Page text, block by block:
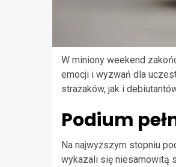
W miniony weekend
emocji i wyzwań dla
strażaków, jak i
Podium
Na najwyższym stopniu
wykazali się niesamowitą